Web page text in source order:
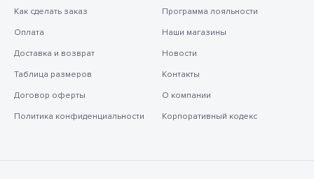
Как сделать заказ
Оплата
Доставка и возврат
Таблица размеров
Договор оферты
Политика конфиденциальности
Программа лояльности
Наши магазины
Новости
Контакты
О компании
Корпоративный кодекс